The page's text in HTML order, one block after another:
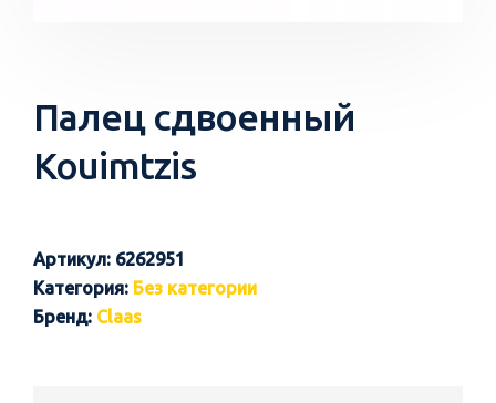
Палец сдвоенный
Kouimtzis
Артикул: 6262951
Категория: Без категории
Бренд: Claas